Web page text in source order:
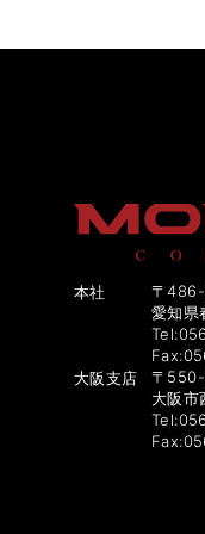
本社
〒
愛知県
大阪支店
〒
大阪市